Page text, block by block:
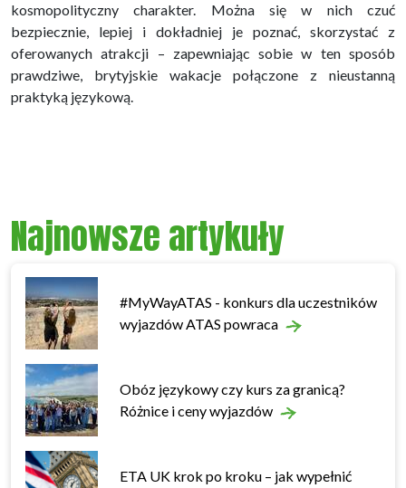
kosmopolityczny charakter. Można się w nich czuć
bezpiecznie, lepiej i dokładniej je poznać, skorzystać z
oferowanych atrakcji – zapewniając sobie w ten sposób
prawdziwe, brytyjskie wakacje połączone z nieustanną
praktyką językową.
Najnowsze artykuły
#MyWayATAS - konkurs dla uczestników
wyjazdów ATAS powraca
Obóz językowy czy kurs za granicą?
Różnice i ceny wyjazdów
ETA UK krok po kroku – jak wypełnić